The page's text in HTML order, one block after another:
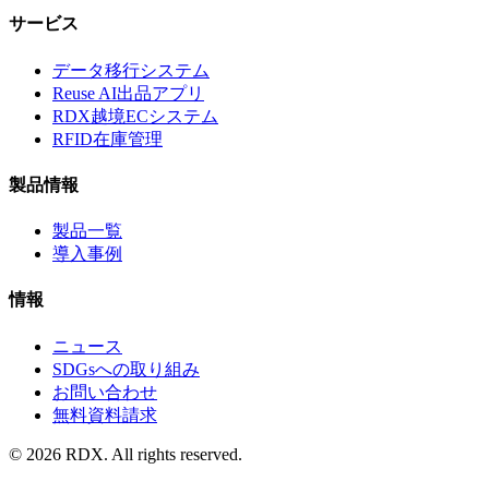
サービス
データ移行システム
Reuse AI出品アプリ
RDX越境ECシステム
RFID在庫管理
製品情報
製品一覧
導入事例
情報
ニュース
SDGsへの取り組み
お問い合わせ
無料資料請求
© 2026 RDX. All rights reserved.